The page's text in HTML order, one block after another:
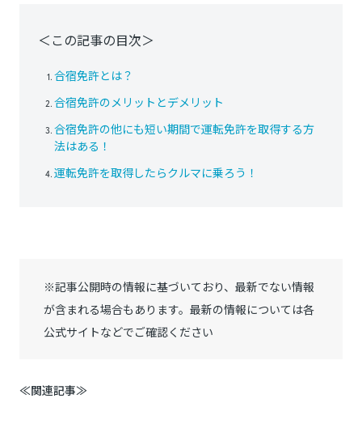
＜この記事の目次＞
合宿免許とは？
合宿免許のメリットとデメリット
合宿免許の他にも短い期間で運転免許を取得する方
法はある！
運転免許を取得したらクルマに乗ろう！
※記事公開時の情報に基づいており、最新でない情報
が含まれる場合もあります。最新の情報については各
公式サイトなどでご確認ください
≪関連記事≫